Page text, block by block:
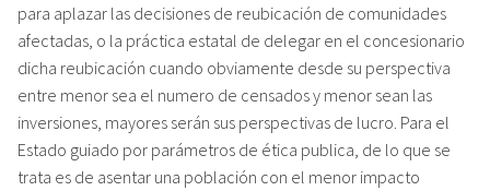
para aplazar las decisiones de reubicación de comunidades
afectadas, o la práctica estatal de delegar en el concesionario
dicha reubicación cuando obviamente desde su perspectiva
entre menor sea el numero de censados y menor sean las
inversiones, mayores serán sus perspectivas de lucro. Para el
Estado guiado por parámetros de ética publica, de lo que se
trata es de asentar una población con el menor impacto